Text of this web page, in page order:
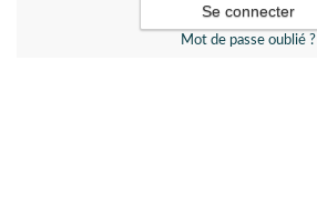
Mot de passe oublié ?